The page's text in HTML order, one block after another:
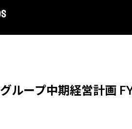
グループ中期経営計画